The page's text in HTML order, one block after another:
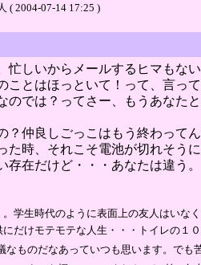
( 2004-07-14 17:25 )
忙しいからメールするヒマもな
とはほっといて！って、言って
のでは？ってさー、もうあなた
？仲良しごっこはもう終わって
た時、それこそ電池が切れそう
在だけど・・・あなたは違う。
学生時代のように表面上の友人はいな
だけモテモテな人生・・・トイレの１
ものだなあっていつも思います。で